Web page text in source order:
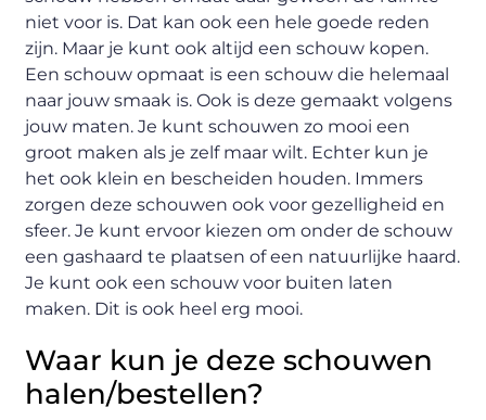
niet voor is. Dat kan ook een hele goede reden
zijn. Maar je kunt ook altijd een schouw kopen.
Een schouw opmaat is een schouw die helemaal
naar jouw smaak is. Ook is deze gemaakt volgens
jouw maten. Je kunt schouwen zo mooi een
groot maken als je zelf maar wilt. Echter kun je
het ook klein en bescheiden houden. Immers
zorgen deze schouwen ook voor gezelligheid en
sfeer. Je kunt ervoor kiezen om onder de schouw
een gashaard te plaatsen of een natuurlijke haard.
Je kunt ook een schouw voor buiten laten
maken. Dit is ook heel erg mooi.
Waar kun je deze schouwen
halen/bestellen?